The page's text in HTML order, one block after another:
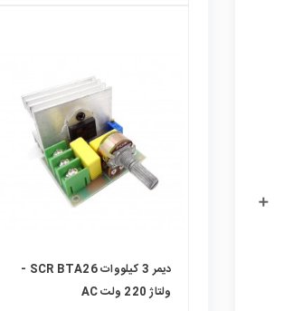
دیمر 3 کیلووات SCR BTA26 -
ولتاژ 220 ولت AC